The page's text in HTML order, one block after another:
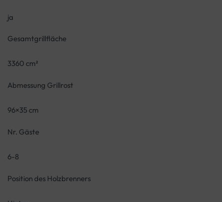
ja
Gesamtgrillfläche
3360 cm²
Abmessung Grillrost
96×35 cm
Nr. Gäste
6-8
Position des Holzbrenners